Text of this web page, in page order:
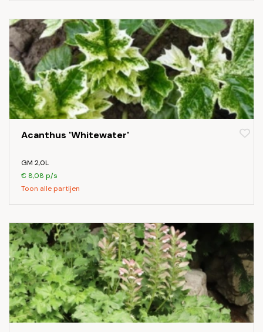
Acanthus 'Whitewater'
GM 2,0L
€ 8,08 p/s
Toon alle partijen